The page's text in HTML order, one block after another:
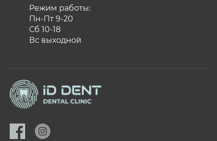
Режим работы:
Пн-Пт 9-20
Сб 10-18
Вс выходной